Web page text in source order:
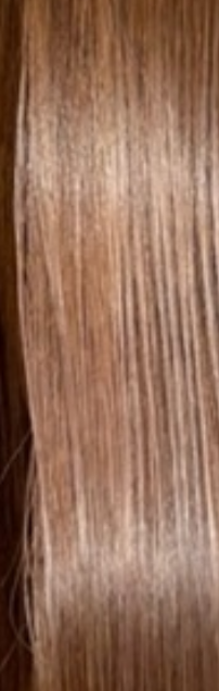
RECRUIT
PRICE
施術のこだわり
- CUT
- COLOR
- PERM
- HEAD SPA
HAIR CARE
- TREATMENT
- STRAIGHT
- Aujua
STAFF
PRODUCT
GALLERY
NEWS・BLOG